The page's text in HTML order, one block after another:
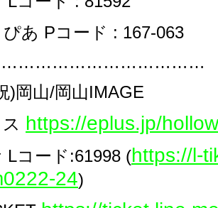
あ Pコード : 167-063
)岡山/岡山IMAGE
https://eplus.jp/
Lコード:61998 (https://l-
24)